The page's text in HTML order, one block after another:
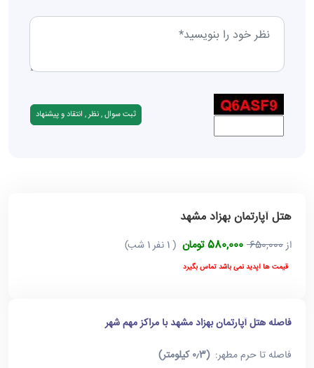
هتل آپارتمان بهزاد مشهد
از650,000 580,000 تومان ( 1 نفر 1 شب)
قیمت ها آپدید نمی باشد تماس بگیرد
فاصله هتل آپارتمان بهزاد مشهد با مراکز مهم شهر
فاصله تا حرم مطهر:(۰٫3 کیلومتر)